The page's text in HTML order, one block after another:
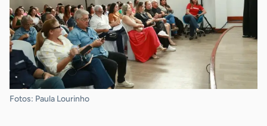
Fotos: Paula Lourinho